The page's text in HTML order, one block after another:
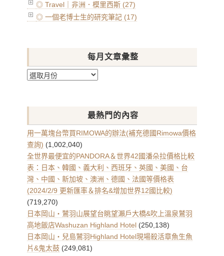
◎ Travel｜非洲．模里西斯 (27)
◎ 一個老博士生的研究筆記 (17)
每月文章彙整
每
章
整
最熱門的內容
用一萬塊台幣買RIMOWA的辦法(補充德國Rimowa價格
查詢) (1,002,040)
全世界最便宜的PANDORA＆世界42國潘朵拉價格比較
表：日本、韓國、義大利、西班牙、英國、美國、台
灣、中國、新加坡、澳洲、德國、法國等價格表
(2024/2/9 更新匯率＆排名&增加世界12國比較)
(719,270)
日本岡山・鷲羽山展望台眺望瀨戶大橋&吹上溫泉鷲羽
高地飯店Washuzan Highland Hotel (250,138)
日本岡山・兒島鷲羽Highland Hotel現場殺活章魚生魚
片&鬼太鼓 (249,081)